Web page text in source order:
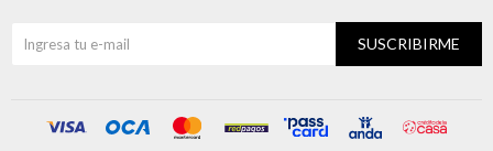
SUSCRIBIRME